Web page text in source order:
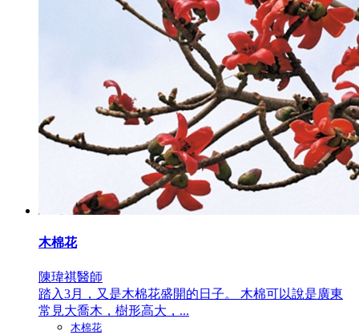
木棉花
陳瑋祺醫師
踏入3月，又是木棉花盛開的日子。 木棉可以說是廣東
常見大喬木，樹形高大，...
木棉花